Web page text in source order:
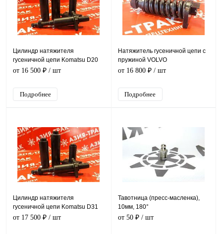
Цилиндр натяжителя
гусеничной цепи Komatsu D20
от 16 500 ₽ / шт
Подробнее
Натяжитель гусеничной цепи с
пружиной VOLVO
EC25/EC30/EC35
от 16 800 ₽/ шт
Подробнее
Цилиндр натяжителя
гусеничной цепи Komatsu D31
от 17 500 ₽ / шт
Тавотница (пресс-масленка),
10мм, 180°
от 50 ₽/ шт